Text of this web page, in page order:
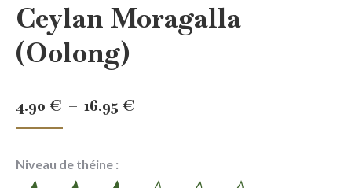
Ceylan Moragalla
(Oolong)
4.90 € – 16.95 €
4.90 €
Niveau de théine :